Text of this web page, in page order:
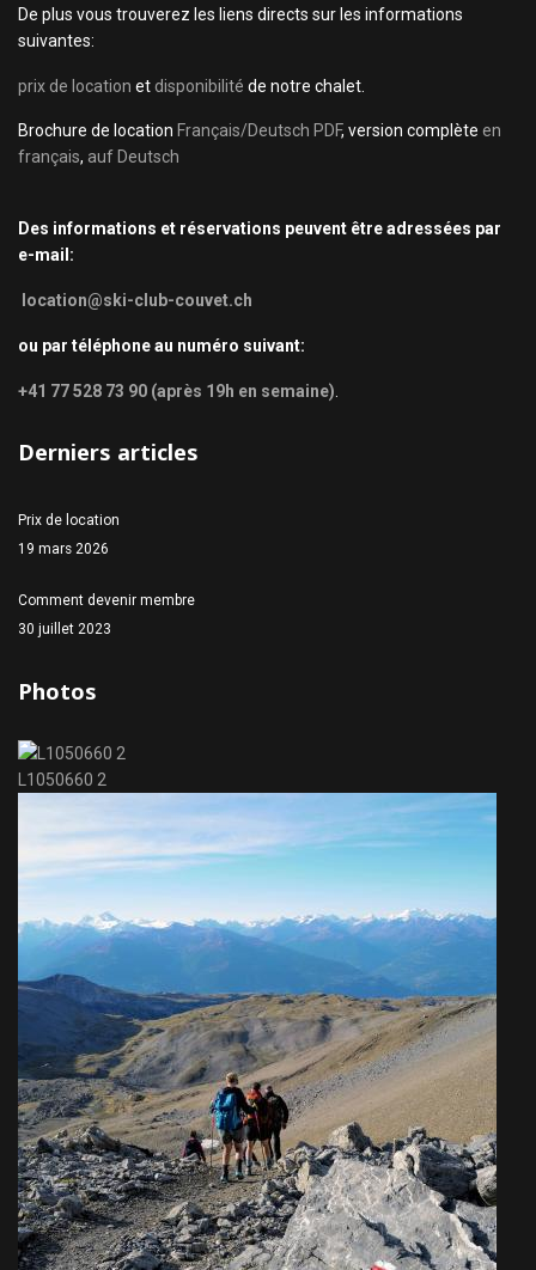
De plus vous trouverez les liens directs sur les informations
suivantes:
prix de location et disponibilité de notre chalet.
Brochure de location Français/Deutsch PDF, version complète en
français, auf Deutsch
Des informations et réservations peuvent être adressées par
e-mail:
location@ski-club-couvet.ch
ou par téléphone au numéro suivant:
+41 77 528 73 90 (après 19h en semaine)
Derniers articles
Prix de location
19 mars 2026
Comment devenir membre
30 juillet 2023
Photos
L1050660 2